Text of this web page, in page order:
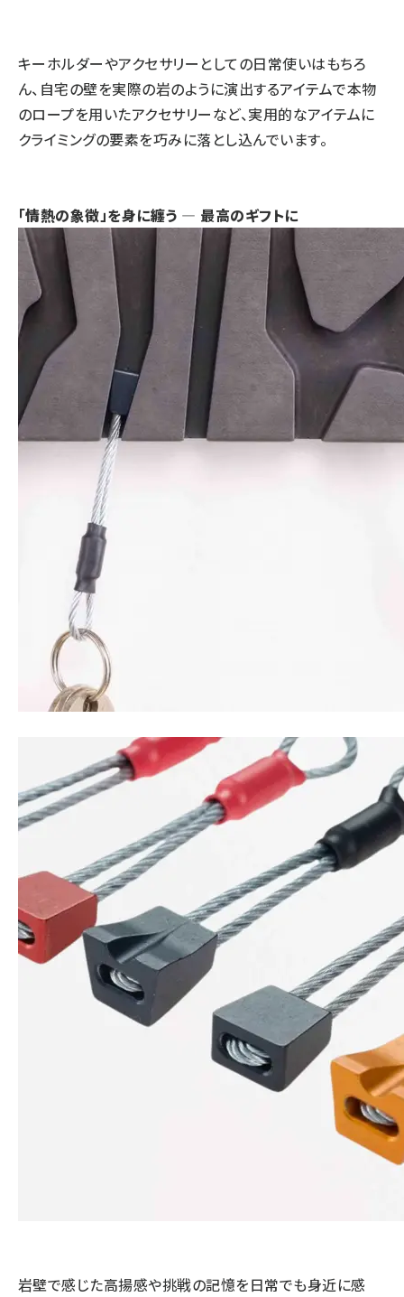
キーホルダーやアクセサリーとしての日常使いはもちろ
ん、自宅の壁を実際の岩のように演出するアイテムで本物
のロープを用いたアクセサリーなど、実用的なアイテムに
クライミングの要素を巧みに落とし込んでいます。
「情熱の象徴」を身に纏う ― 最高のギフトに
岩壁で感じた高揚感や挑戦の記憶を日常でも身近に感